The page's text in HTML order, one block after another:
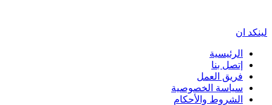
لينكد ان
الرئيسية
إتصل بنا
فريق العمل
سياسة الخصوصية
الشروط والأحكام